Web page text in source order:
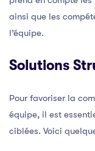
ainsi que les
l’équipe.
Solutions
Pour favoriser la
équipe, il est
ciblées. Voici